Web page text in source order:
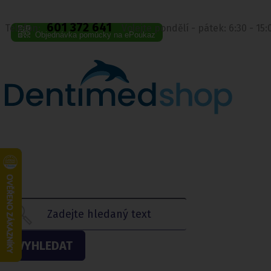
Telefon: 601 372 641 Volejte pondělí - pátek: 6:30 -
Objednávka pomůcky na ePoukaz
VYHLEDAT